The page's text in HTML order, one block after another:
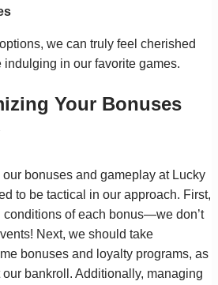
we can truly feel cherished
in our favorite games.
Your Bonuses
our bonuses and gameplay at Lucky
to be tactical in our approach. First,
conditions of each bonus—we don’t
Next, we should take
bonuses and loyalty programs, as
bankroll. Additionally, managing